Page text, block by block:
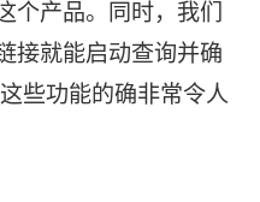
个产品。同时，我们
接就能启动查询并确
些功能的确非常令人